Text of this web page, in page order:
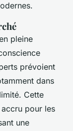
pleine
prévoient
dans
Cette
pour les
une